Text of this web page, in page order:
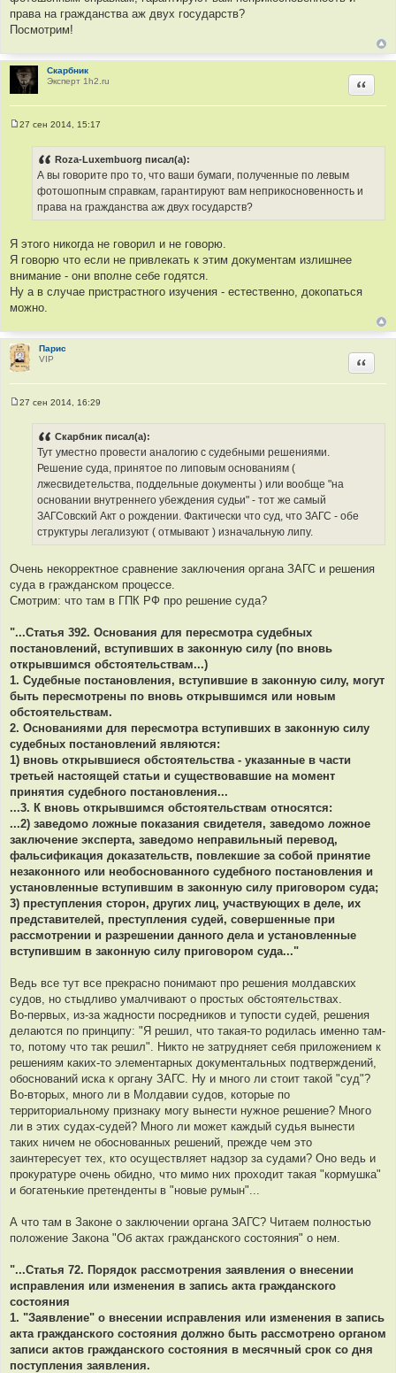
права на гражданства аж двух государств?
Посмотрим!
Скарбник
Эксперт 1h2.ru
27 сен 2014, 15:17
Roza-Luxembuorg писал(а):
А вы говорите про то, что ваши бумаги, полученные по левым
фотошопным справкам, гарантируют вам неприкосновенность и
права на гражданства аж двух государств?
Я этого никогда не говорил и не говорю.
Я говорю что если не привлекать к этим документам излишнее
внимание - они вполне себе годятся.
Ну а в случае пристрастного изучения - естественно, докопаться
можно.
Парис
VIP
27 сен 2014, 16:29
Скарбник писал(а):
Тут уместно провести аналогию с судебными решениями.
Решение суда, принятое по липовым основаниям (
лжесвидетельства, поддельные документы ) или вообще "на
основании внутреннего убеждения судьи" - тот же самый
ЗАГСовский Акт о рождении. Фактически что суд, что ЗАГС - обе
структуры легализуют ( отмывают ) изначальную липу.
Очень некорректное сравнение заключения органа ЗАГС и решения
суда в гражданском процессе.
Смотрим: что там в ГПК РФ про решение суда?
"...Статья 392. Основания для пересмотра судебных
постановлений, вступивших в законную силу (по вновь
открывшимся обстоятельствам...)
1. Судебные постановления, вступившие в законную силу, могут
быть пересмотрены по вновь открывшимся или новым
обстоятельствам.
2. Основаниями для пересмотра вступивших в законную силу
судебных постановлений являются:
1) вновь открывшиеся обстоятельства - указанные в части
третьей настоящей статьи и существовавшие на момент
принятия судебного постановления...
...3. К вновь открывшимся обстоятельствам относятся:
...2) заведомо ложные показания свидетеля, заведомо ложное
заключение эксперта, заведомо неправильный перевод,
фальсификация доказательств, повлекшие за собой принятие
незаконного или необоснованного судебного постановления и
установленные вступившим в законную силу приговором суда;
3) преступления сторон, других лиц, участвующих в деле, их
представителей, преступления судей, совершенные при
рассмотрении и разрешении данного дела и установленные
вступившим в законную силу приговором суда..."
Ведь все тут все прекрасно понимают про решения молдавских
судов, но стыдливо умалчивают о простых обстоятельствах.
Во-первых, из-за жадности посредников и тупости судей, решения
делаются по принципу: "Я решил, что такая-то родилась именно там-
то, потому что так решил". Никто не затрудняет себя приложением к
решениям каких-то элементарных документальных подтверждений,
обоснований иска к органу ЗАГС. Ну и много ли стоит такой "суд"?
Во-вторых, много ли в Молдавии судов, которые по
территориальному признаку могу вынести нужное решение? Много
ли в этих судах-судей? Много ли может каждый судья вынести
таких ничем не обоснованных решений, прежде чем это
заинтересует тех, кто осуществляет надзор за судами? Оно ведь и
прокуратуре очень обидно, что мимо них проходит такая "кормушка"
и богатенькие претенденты в "новые румын"...
А что там в Законе о заключении органа ЗАГС? Читаем полностью
положение Закона "Об актах гражданского состояния" о нем.
"...Статья 72. Порядок рассмотрения заявления о внесении
исправления или изменения в запись акта гражданского
состояния
1. "Заявление" о внесении исправления или изменения в запись
акта гражданского состояния должно быть рассмотрено органом
записи актов гражданского состояния в месячный срок со дня
поступления заявления.